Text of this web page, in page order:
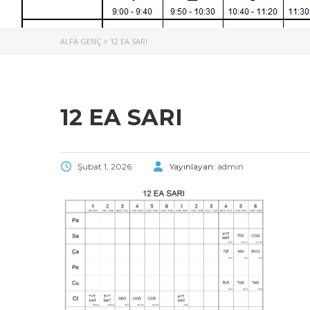
ALFA GENÇ > 12 EA SARI
12 EA SARI
Şubat 1, 2026 Yayınlayan: admin